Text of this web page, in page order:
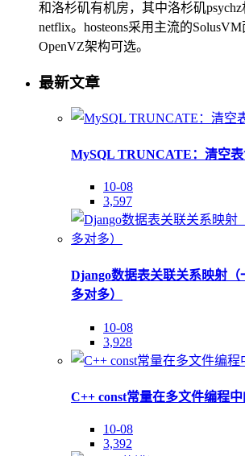
和洛杉矶有机房，其中洛杉矶psychz
netflix。hosteons采用主流的
OpenVZ架构可选。
最新文章
MySQL TRUNCATE：清空
10-08
3,597
Django数据表关联关系映射（
多对多）
10-08
3,928
C++ const常量在多文件编程
10-08
3,392